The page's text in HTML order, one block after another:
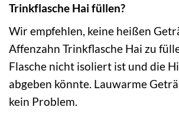
Trinkflasche Hai füllen?
Wir empfehlen, keine heißen
Affenzahn Trinkflasche Hai zu
Flasche nicht isoliert ist und die
abgeben könnte. Lauwarme
kein Problem.